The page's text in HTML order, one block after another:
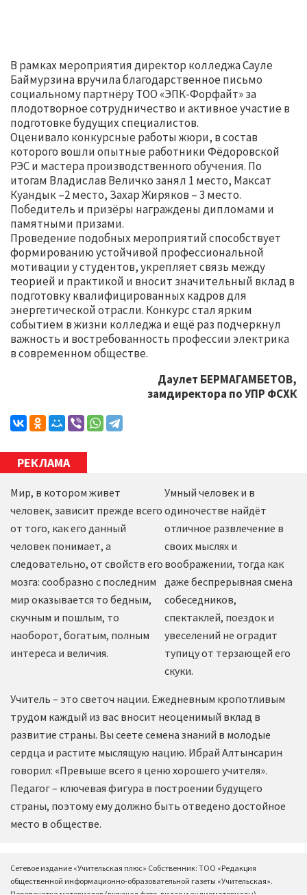
В рамках мероприятия директор колледжа Сауле
Баймурзина вручила благодарственное письмо
социальному партнёру ТОО «ЭПК-Форфайт» за
плодотворное сотрудничество и активное участие в
подготовке будущих специалистов.
Оценивало конкурсные работы жюри, в состав
которого вошли опытные работники Фёдоровской
РЭС и мастера производственного обучения. По
итогам Владислав Величко занял 1 место, Максат
Куандык –2 место, Захар Жиряков – 3 место.
Победитель и призёры награждены дипломами и
памятными призами.
Проведение подобных мероприятий способствует
формированию устойчивой профессиональной
мотивации у студентов, укрепляет связь между
теорией и практикой и вносит значительный вклад в
подготовку квалифицированных кадров для
энергетической отрасли. Конкурс стал ярким
событием в жизни колледжа и ещё раз подчеркнул
важность и востребованность профессии электрика
в современном обществе.
Даулет БЕРМАГАМБЕТОВ,
замдиректора по УПР ФСХК
РЕКЛАМА
Мир, в котором живет
человек, зависит прежде всего
от того, как его данный
человек понимает, а
следовательно, от свойств его
мозга: сообразно с последним
мир оказывается то бедным,
скучным и пошлым, то
наоборот, богатым, полным
интереса и величия.
Умный человек и в
одиночестве найдёт
отличное развлечение в
своих мыслях и
воображении, тогда как
даже беспрерывная смена
собеседников,
спектаклей, поездок и
увеселений не оградит
тупицу от терзающей его
скуки.
Учитель – это светоч нации. Ежедневным кропотливым
трудом каждый из вас вносит неоценимый вклад в
развитие страны. Вы сеете семена знаний в молодые
сердца и растите мыслящую нацию. Ибрай Алтынсарин
говорил: «Превыше всего я ценю хорошего учителя».
Педагог – ключевая фигура в построении будущего
страны, поэтому ему должно быть отведено достойное
место в обществе.
Сетевое издание «Учительская плюс» Собственник: ТОО «Редакция
общественной информационно-образовательной газеты «Учительская».